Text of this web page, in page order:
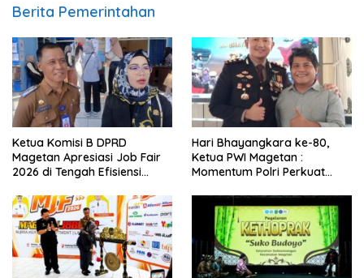
Berita Pemerintahan
Ketua Komisi B DPRD
Magetan Apresiasi Job Fair
2026 di Tengah Efisiensi
Hari Bhayangkara ke-80,
Ketua PWI Magetan :
Momentum Polri Perkuat